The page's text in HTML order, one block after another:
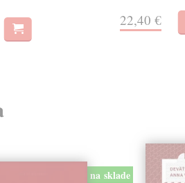
22,40 €
na sklade